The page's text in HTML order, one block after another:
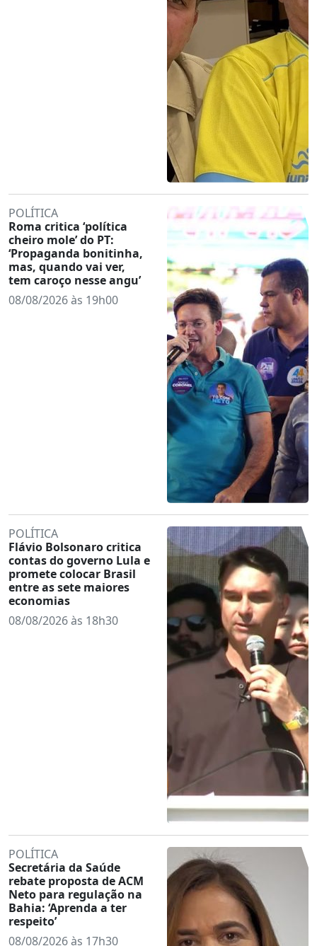
POLÍTICA
Roma critica ‘política
cheiro mole’ do PT:
‘Propaganda bonitinha,
mas, quando vai ver,
tem caroço nesse angu’
08/08/2026 às 19h00
POLÍTICA
Flávio Bolsonaro critica
contas do governo Lula e
promete colocar Brasil
entre as sete maiores
economias
08/08/2026 às 18h30
POLÍTICA
Secretária da Saúde
rebate proposta de ACM
Neto para regulação na
Bahia: ‘Aprenda a ter
respeito’
08/08/2026 às 17h30